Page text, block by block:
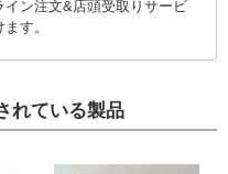
イン注文&店頭受取りサービ
す。
れている製品